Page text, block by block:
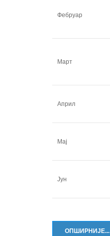
Фебруар
Март
Април
Мај
Јун
ОПШИРНИЈЕ...